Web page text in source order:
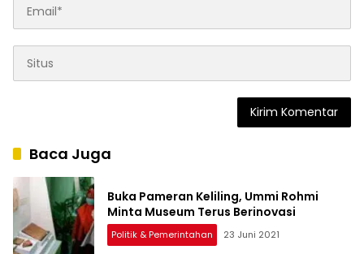
Baca Juga
Buka Pameran Keliling, Ummi Rohmi
Minta Museum Terus Berinovasi
Politik & Pemerintahan 23 Juni 2021